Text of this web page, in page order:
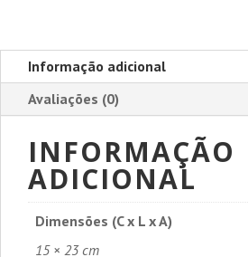
Informação adicional
Avaliações (0)
INFORMAÇÃO
ADICIONAL
Dimensões (C x L x A)
15 × 23 cm